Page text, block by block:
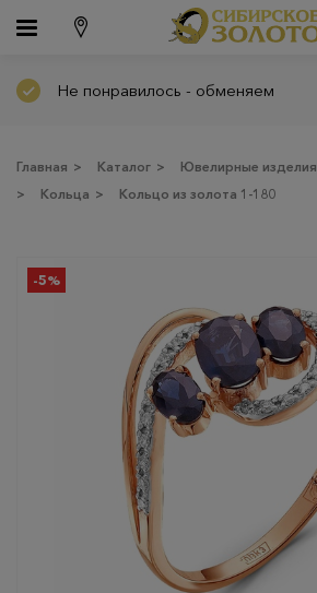
Не понравилось - обменяем
Главная > Каталог > Ювелирные изделия
>
Кольца > Кольцо из золота 1-180
-5%